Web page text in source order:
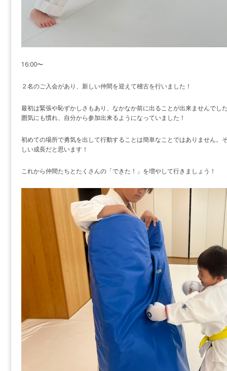
16:00〜
２名のご入会があり、新しい仲間を迎えて稽古を行いました！
最初は緊張や恥ずかしさもあり、なかなか前に出ることが出来ませんでし
囲気にも慣れ、自分から参加出来るようになっていました！
初めての場所で勇気を出して行動することは簡単なことではありません。
しい成長だと思います！
これから仲間たちとたくさんの「できた！」を増やして行きましょう！